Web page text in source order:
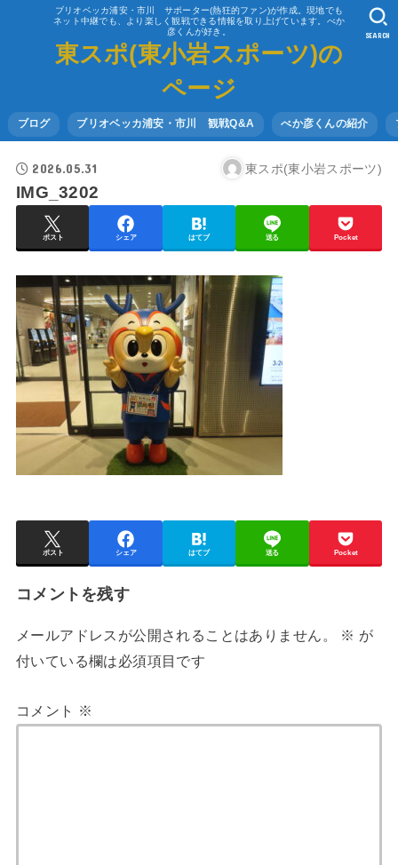
ブリオベッカ浦安・市川 サポーター(熱狂的ファン)が作成。現地でも
ネット中継でも、より楽しく観戦できる情報を取り上げています。べか
彦くんが好き。
東スポ(東小岩スポーツ)の
ページ
ブログ ブリオベッカ浦安・市川 観戦Q&A べか彦くんの紹介
SEARCH
2026.05.31 東スポ(東小岩スポーツ)
IMG_3202
ポスト シェア はてブ 送る Pocket
ポスト シェア はてブ 送る Pocket
コメントを残す
メールアドレスが公開されることはありません。 ※ が
付いている欄は必須項目です
コメント ※